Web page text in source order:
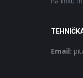
Email: